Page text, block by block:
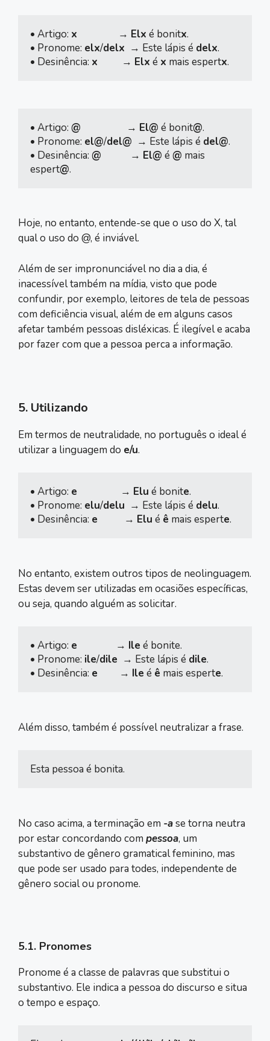
• Artigo: x
                 →
Elx é bonitx.
• Pronome: elx/delx
  → Este lápis é
delx.
• Desinência: x
          →
Elx é x mais espertx.
• Artigo: @
                   →
El@ é bonit@.
• Pronome: el@/del@
  → Este lápis é
del@.
• Desinência: @
            →
El@ é @ mais
espert@.
Hoje, no entanto, entende-se que o uso do X, tal
qual o uso do @, é inviável.
Além de ser impronunciável no dia a dia, é
inacessível também na mídia, visto que pode
confundir, por exemplo, leitores de tela de pessoas
com deficiência visual, além de em alguns casos
afetar também pessoas disléxicas. É ilegível e acaba
por fazer com que a pessoa perca a informação.
5. Utilizando
Em termos de neutralidade, no português o ideal é
utilizar a linguagem do e/u.
• Artigo: e
                  →
Elu é bonite.
• Pronome: elu/delu
  → Este lápis é
delu.
• Desinência: e
           →
Elu é ê mais esperte.
No entanto, existem outros tipos de neolinguagem.
Estas devem ser utilizadas em ocasiões específicas,
ou seja, quando alguém as solicitar.
• Artigo: e
                →
Ile é bonite.
• Pronome: ile/dile
  → Este lápis é
dile.
• Desinência: e
         →
Ile é ê mais esperte.
Além disso, também é possível neutralizar a frase.
Esta pessoa é bonita.
No caso acima, a terminação em -ase torna neutra
por estar concordando com pessoa, um
substantivo de gênero gramatical feminino, mas
que pode ser usado para todes, independente de
gênero social ou pronome.
5.1. Pronomes
Pronome é a classe de palavras que substitui o
substantivo. Ele indica a pessoa do discurso e situa
o tempo e espaço.